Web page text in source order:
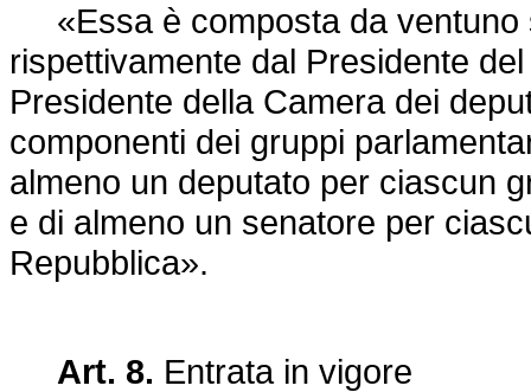
«Essa è composta da ventuno
rispettivamente dal Presidente
Presidente della Camera dei
componenti dei gruppi
almeno un deputato per ciascun
e di almeno un senatore per
Repubblica».
Art. 8. Entrata in vigore